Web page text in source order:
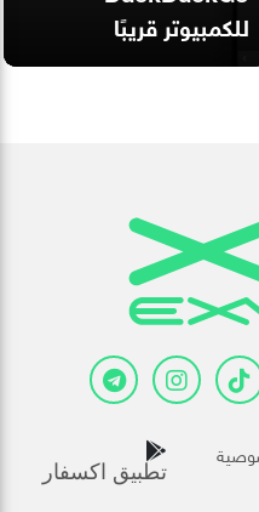
للكمبيوتر قريبًا
تطبيق اكسفار